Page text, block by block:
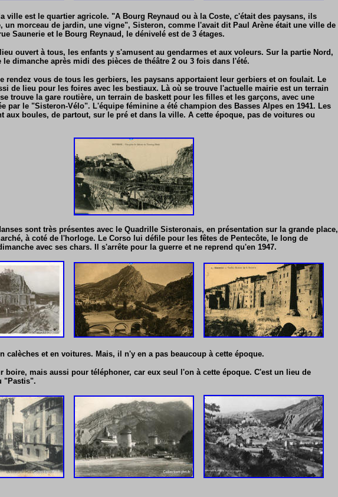
ville est le quartier agricole. "A Bourg Reynaud ou à la Coste, c'était des paysans, ils
un morceau de jardin, une vigne", Sisteron, comme l'avait dit Paul Arène était une ville de
Saunerie et le Bourg Reynaud, le dénivelé est de 3 étages.
ouvert à tous, les enfants y s'amusent au gendarmes et aux voleurs. Sur la partie Nord,
le dimanche après midi des pièces de théâtre 2 ou 3 fois dans l'été.
rendez vous de tous les gerbiers, les paysans apportaient leur gerbiers et on foulait. Le
de lieu pour les foires avec les bestiaux. Là où se trouve l'actuelle mairie est un terrain
trouve la gare routière, un terrain de baskett pour les filles et les garçons, avec une
par le "Sisteron-Vélo". L'équipe féminine a été champion des Basses Alpes en 1941. Les
aux boules, de partout, sur le pré et dans la ville. A cette époque, pas de voitures ou
sont très présentes avec le Quadrille Sisteronais, en présentation sur la grande place,
à coté de l'horloge. Le Corso lui défile pour les fêtes de Pentecôte, le long de
avec ses chars. Il s'arrête pour la guerre et ne reprend qu'en 1947.
calèches et en voitures. Mais, il n'y en a pas beaucoup à cette époque.
boire, mais aussi pour téléphoner, car eux seul l'on à cette époque. C'est un lieu de
"Pastis".